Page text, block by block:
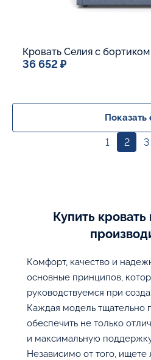
Кровать Селия с бортиком
36 652 ₽
В
1 2 3
Купить
Комфорт, качество и
основные принципов,
руководствуемся при
Каждая модель тщательно
обеспечить не только
и максимальную
Независимо от того, ищете